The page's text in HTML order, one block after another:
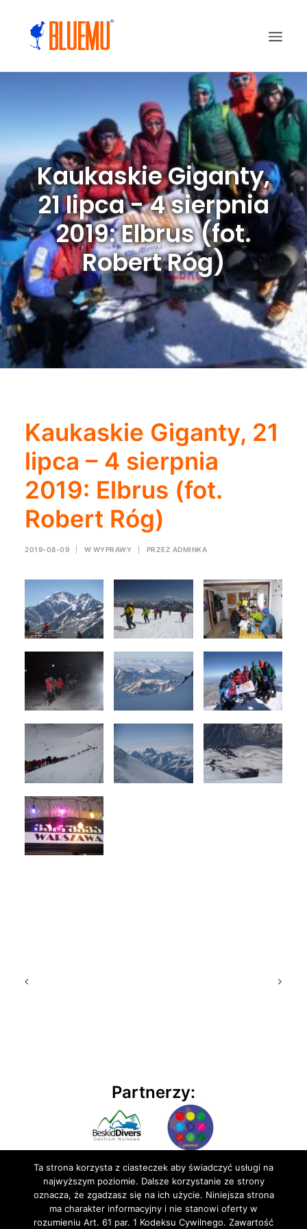
Kaukaskie Giganty,
21 lipca - 4 sierpnia
2019: Elbrus (fot.
Robert Róg)
Kaukaskie Giganty, 21
lipca – 4 sierpnia
2019: Elbrus (fot.
Robert Róg)
2019-08-09 W WYPRAWY PRZEZ ADMINKA
Partnerzy:
Ta strona korzysta z ciasteczek aby świadczyć usługi na
najwyższym poziomie. Dalsze korzystanie ze strony
oznacza, że zgadzasz się na ich użycie. Niniejsza strona
ma charakter informacyjny i nie stanowi oferty w
rozumieniu Art. 61 par. 1 Kodeksu Cywilnego. Zawartość